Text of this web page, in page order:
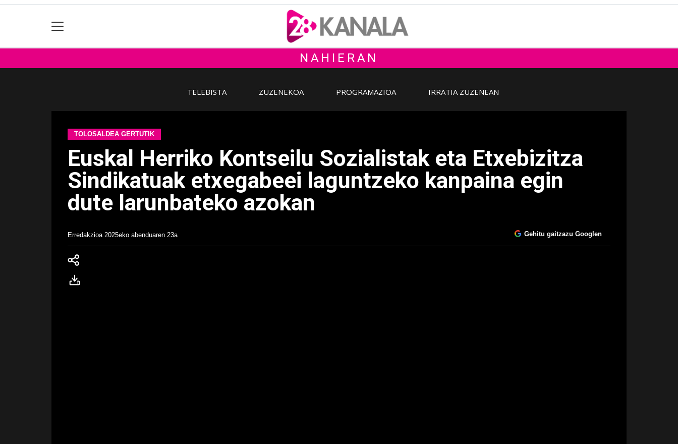
NAHIERAN
TELEBISTA ZUZENEKOA PROGRAMAZIOA IRRATIA ZUZENEAN
TOLOSALDEA GERTUTIK
Euskal Herriko Kontseilu Sozialistak eta Etxebizitza
Sindikatuak etxegabeei laguntzeko kanpaina egin
dute larunbateko azokan
Erredakzioa 2025eko abenduaren 23a Gehitu gaitzazu Googlen